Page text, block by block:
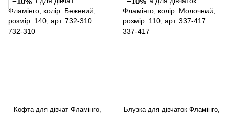
Кофта для дівчат Фламінго,
Блузка для дівчаток Фламінго,